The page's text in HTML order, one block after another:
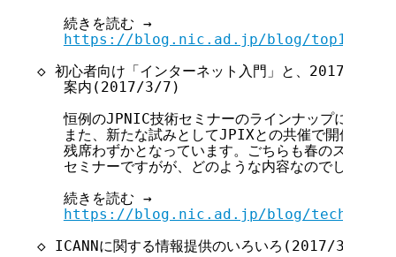
   続きを読む →
https://blog.nic.ad.jp/blog/top10-
◇ 初心者向け「インターネット入門」と、2017年度
   案内(2017/3/7)
恒例のJPNIC技術セミナーのラインナップに、新規
また、新たな試みとしてJPIXとの共催で開催する
残席わずかとなっています。ごちらも春のスタート
セミナーですがが、どのような内容なのでしょう
   続きを読む →
https://blog.nic.ad.jp/blog/tech-
◇ ICANNに関する情報提供のいろいろ(2017/3/6)